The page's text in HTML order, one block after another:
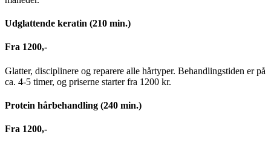
Udglattende keratin (210 min.)
Fra 1200,-
Glatter, disciplinere og reparere alle hårtyper. Behandlingstiden er på
ca. 4-5 timer, og priserne starter fra 1200 kr.
Protein hårbehandling (240 min.)
Fra 1200,-